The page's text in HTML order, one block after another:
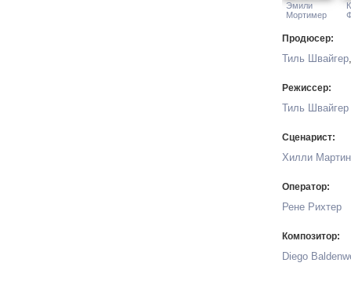
Эмили
Мортимер
Продюсер:
Тиль Швайгер
Режиссер:
Тиль Швайгер
Сценарист:
Хилли Мартин
Оператор:
Рене Рихтер
Композитор:
Diego